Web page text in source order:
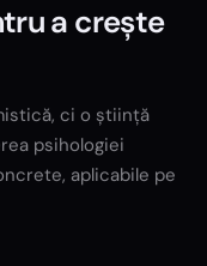
a crește
ci o știință
psihologiei
aplicabile pe